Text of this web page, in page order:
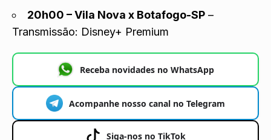
20h00 – Vila Nova x Botafogo-SP –
Transmissão: Disney+ Premium
Receba novidades no WhatsApp
Acompanhe nosso canal no Telegram
Siga-nos no TikTok